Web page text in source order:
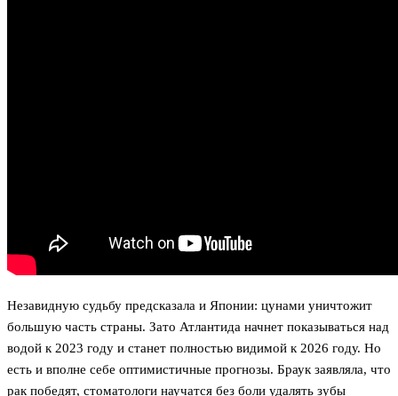
Незавидную судьбу предсказала и Японии: цунами уничтожит
большую часть страны. Зато Атлантида начнет показываться над
водой к 2023 году и станет полностью видимой к 2026 году. Но
есть и вполне себе оптимистичные прогнозы. Браук заявляла, что
рак победят, стоматологи научатся без боли удалять зубы